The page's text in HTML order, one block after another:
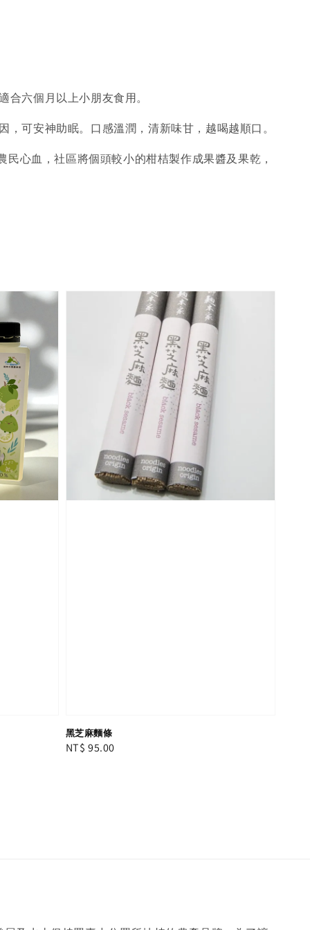
六個月以上小朋友食用。
可安神助眠。口感溫潤，清新味甘，越喝越順口。
心血，社區將個頭較小的柑桔製作成果醬及果乾，
黑芝麻麵條
Regular
NT$ 95.00